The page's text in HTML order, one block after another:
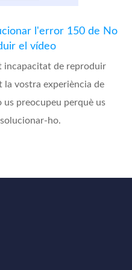
l'error 150 de No
el vídeo
incapacitat de reproduir
la vostra experiència de
us preocupeu perquè us
ho.